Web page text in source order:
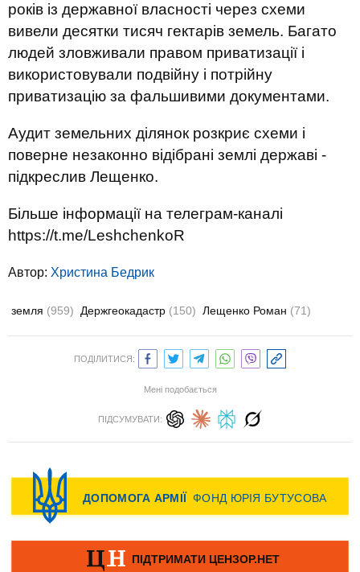
років із державної власності через схеми
вивели десятки тисяч гектарів земель. Багато
людей зловживали правом приватизації і
використовували подвійну і потрійну
приватизацію за фальшивими документами.
Аудит земельних ділянок розкриє схеми і
поверне незаконно відібрані землі державі -
підкреслив Лещенко.
Більше інформації на телеграм-каналі
https://t.me/LeshchenkoR
Автор: Христина Бедрик
земля (959) Держгеокадастр (150) Лещенко Роман (71)
ПОДІЛИТИСЯ:
Мені подобається
ПІДСУМУВАТИ: